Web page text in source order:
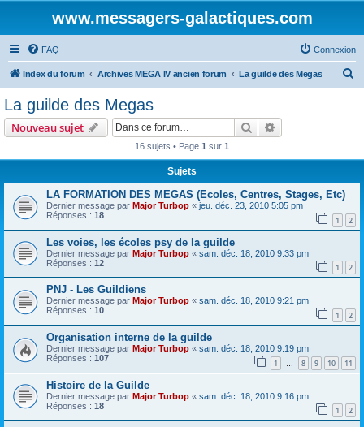
www.messagers-galactiques.com
FAQ Connexion
Index du forum Archives MEGA IV ancien forum La guilde des Megas
e
La guilde des Megas
Nouveau sujet Rechercher
16 sujets • Page 1 sur 1
Sujets
LA FORMATION DES MEGAS (Ecoles, Centres, Stages, Etc)
Dernier message par Major Turbop « jeu. déc. 23, 2010 5:05 pm
Réponses : 18 1 2
Les voies, les écoles psy de la guilde
Dernier message par Major Turbop « sam. déc. 18, 2010 9:33 pm
Réponses : 12 1 2
PNJ - Les Guildiens
Dernier message par Major Turbop « sam. déc. 18, 2010 9:21 pm
Réponses : 10 1 2
Organisation interne de la guilde
Dernier message par Major Turbop « sam. déc. 18, 2010 9:19 pm
Réponses : 107 1 … 8 9 10 11
Histoire de la Guilde
Dernier message par Major Turbop « sam. déc. 18, 2010 9:16 pm
Réponses : 18 1 2